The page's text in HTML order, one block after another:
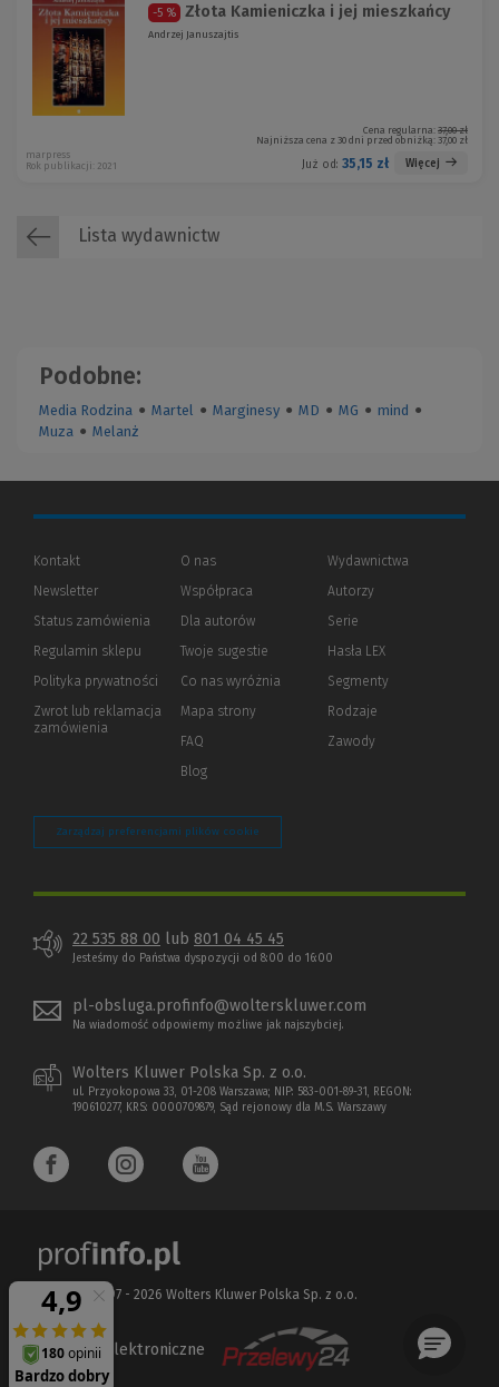
-5 % Złota Kamieniczka i jej mieszkańcy
Andrzej Januszajtis
Cena regularna: 37,00 zł
Najniższa cena z 30 dni przed obniżką: 37,00 zł
Już od: 35,15 zł Więcej
marpress
Rok publikacji: 2021
Lista wydawnictw
Podobne:
Media Rodzina ● Martel ● Marginesy ● MD ● MG ● mind ●
Muza ● Melanż
Kontakt
Newsletter
Status zamówienia
Regulamin sklepu
Polityka prywatności (Nowe
(Link
innej
Zwrot lub reklamacja
zamówienia
O nas
Współpraca
Dla autorów(Nowe
(Link
innej
strony)
Twoje sugestie
Co nas wyróżnia
Mapa strony
FAQ
Blog
Wydawnictwa
Autorzy
Serie
Hasła LEX
Segmenty
Rodzaje
Zawody
Zarządzaj preferencjami plików cookie
22 535 88 00 lub 801 04 45 45
Jesteśmy do Państwa dyspozycji od 8:00 do 16:00
pl-obsluga.profinfo@wolterskluwer.com
Na wiadomość odpowiemy możliwe jak najszybciej.
Wolters Kluwer Polska Sp. z o.o.
ul. Przyokopowa 33, 01-208 Warszawa; NIP: 583-001-89-31, REGON:
190610277, KRS: 0000709879, Sąd rejonowy dla M.S. Warszawy
Copyright 1997 - 2026 Wolters Kluwer Polska Sp. z o.o.
Płatności elektroniczne
(Nowe
(Link